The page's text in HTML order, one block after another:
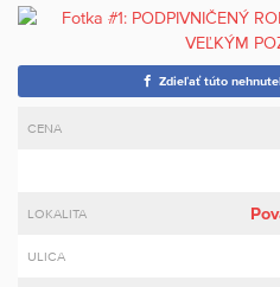
Zdieľať túto
CENA
LOKALITA
ULICA